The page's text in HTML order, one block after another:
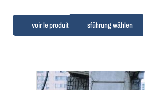
Ausführung wählen